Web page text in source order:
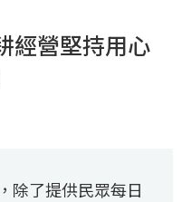
經營堅持用心
除了提供民眾每日